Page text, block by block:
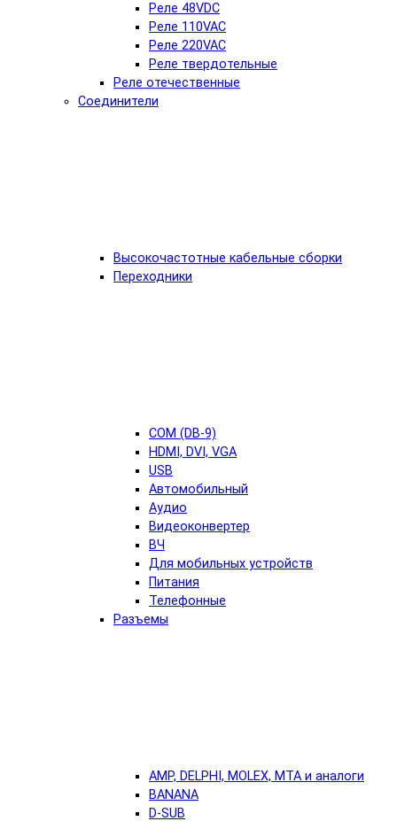
Реле 48VDC
Реле 110VAC
Реле 220VAC
Реле твердотельные
Реле отечественные
Соединители
Высокочастотные кабельные сборки
Переходники
COM (DB-9)
HDMI, DVI, VGA
USB
Автомобильный
Аудио
Видеоконвертер
ВЧ
Для мобильных устройств
Питания
Телефонные
Разъемы
AMP, DELPHI, MOLEX, MTA и аналоги
BANANA
D-SUB